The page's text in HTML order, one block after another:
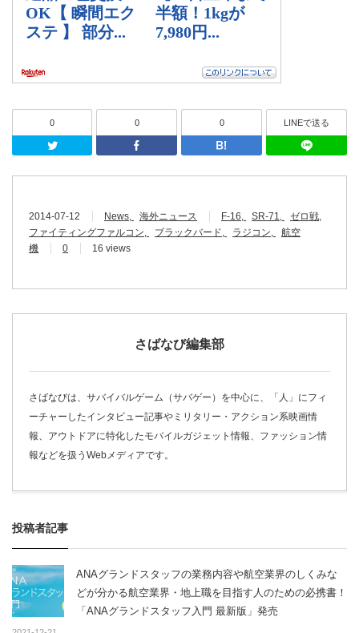
0
Twitter
0
Facebook
0
はてなブッ
LINEで送る
2014-07-12 News 海外ニュース F-16 SR-71
ゼロ戦
ファイティングファルコン
ブラックバード ラジコン
航空
機
0 16 views
さばなび編集部
さばなびは、サバイバルゲーム（サバゲー）を中心に、「人」にフィ
ーチャーしたインタビュー記事やミリタリー・アクション系映画情
報、アウトドアに特化したモバイルガジェット情報、ファッション情
報などを扱うWebメディアです。
投稿者記事
ANAグランドスタッフの業務内容や航空業界のしくみな
どが分かる航空業界・地上職を目指す人のための必携書！
「ANAグランドスタッフ入門 最新版」発売